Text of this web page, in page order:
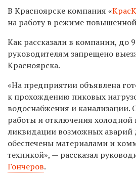
В Красноярске компания «
на работу в режиме
Как рассказали в компании, до
руководителям запрещено
Красноярска.
«На предприятии объявлена
к прохождению пиковых
водоснабжения и канализации.
работы и отключения
ликвидации возможных
обеспечены материалами и
техникой», — рассказал
Гончеров.